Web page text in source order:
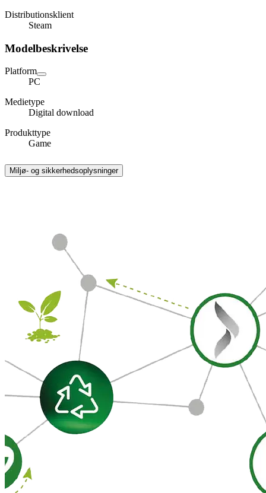
Distributionsklient
Steam
Modelbeskrivelse
Platform
PC
Medietype
Digital download
Produkttype
Game
Miljø- og sikkerhedsoplysninger